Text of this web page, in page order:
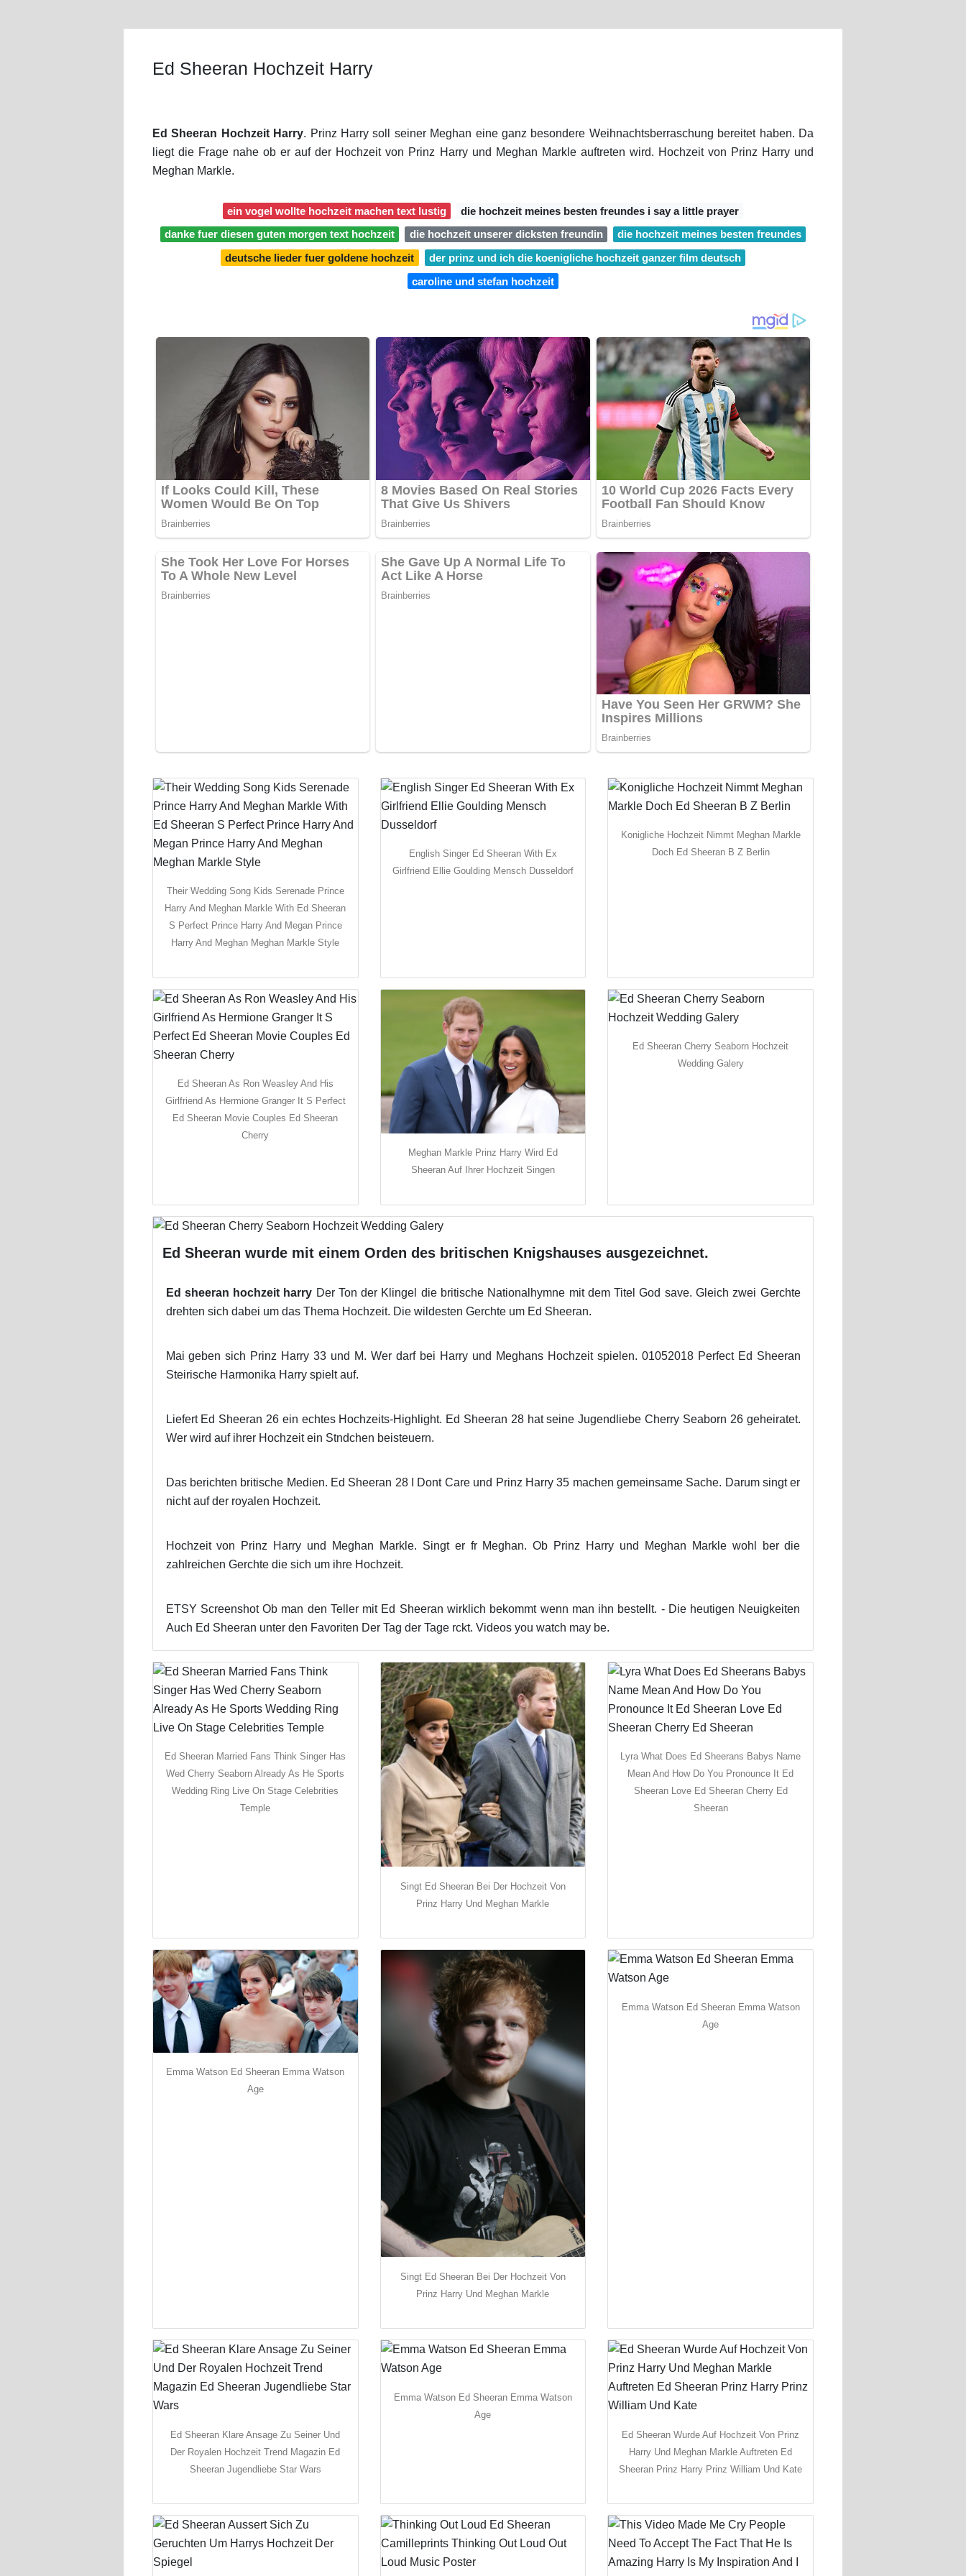
Ed Sheeran Hochzeit Harry
Ed Sheeran Hochzeit Harry. Prinz Harry soll seiner Meghan eine ganz besondere Weihnachtsberraschung bereitet haben. Da
liegt die Frage nahe ob er auf der Hochzeit von Prinz Harry und Meghan Markle auftreten wird. Hochzeit von Prinz Harry und
Meghan Markle.
ein vogel wollte hochzeit machen text lustig
die hochzeit meines besten freundes i say a little prayer
danke fuer diesen guten morgen text hochzeit
die hochzeit unserer dicksten freundin
die hochzeit meines besten freundes
deutsche lieder fuer goldene hochzeit
der prinz und ich die koenigliche hochzeit ganzer film deutsch
caroline und stefan hochzeit
Their Wedding Song Kids Serenade Prince
Harry And Meghan Markle With Ed Sheeran
S Perfect Prince Harry And Megan Prince
Harry And Meghan Meghan Markle Style
English Singer Ed Sheeran With Ex
Girlfriend Ellie Goulding Mensch Dusseldorf
Konigliche Hochzeit Nimmt Meghan Markle
Doch Ed Sheeran B Z Berlin
Ed Sheeran As Ron Weasley And His
Girlfriend As Hermione Granger It S Perfect
Ed Sheeran Movie Couples Ed Sheeran
Cherry
Meghan Markle Prinz Harry Wird Ed
Sheeran Auf Ihrer Hochzeit Singen
Ed Sheeran Cherry Seaborn Hochzeit
Wedding Galery
Ed Sheeran wurde mit einem Orden des britischen Knigshauses ausgezeichnet.
Ed sheeran hochzeit harry Der Ton der Klingel die britische Nationalhymne mit dem Titel God save. Gleich zwei Gerchte
drehten sich dabei um das Thema Hochzeit. Die wildesten Gerchte um Ed Sheeran.
Mai geben sich Prinz Harry 33 und M. Wer darf bei Harry und Meghans Hochzeit spielen. 01052018 Perfect Ed Sheeran
Steirische Harmonika Harry spielt auf.
Liefert Ed Sheeran 26 ein echtes Hochzeits-Highlight. Ed Sheeran 28 hat seine Jugendliebe Cherry Seaborn 26 geheiratet.
Wer wird auf ihrer Hochzeit ein Stndchen beisteuern.
Das berichten britische Medien. Ed Sheeran 28 I Dont Care und Prinz Harry 35 machen gemeinsame Sache. Darum singt er
nicht auf der royalen Hochzeit.
Hochzeit von Prinz Harry und Meghan Markle. Singt er fr Meghan. Ob Prinz Harry und Meghan Markle wohl ber die
zahlreichen Gerchte die sich um ihre Hochzeit.
ETSY Screenshot Ob man den Teller mit Ed Sheeran wirklich bekommt wenn man ihn bestellt. - Die heutigen Neuigkeiten
Auch Ed Sheeran unter den Favoriten Der Tag der Tage rckt. Videos you watch may be.
Ed Sheeran Married Fans Think Singer Has
Wed Cherry Seaborn Already As He Sports
Wedding Ring Live On Stage Celebrities
Temple
Singt Ed Sheeran Bei Der Hochzeit Von
Prinz Harry Und Meghan Markle
Lyra What Does Ed Sheerans Babys Name
Mean And How Do You Pronounce It Ed
Sheeran Love Ed Sheeran Cherry Ed
Sheeran
Emma Watson Ed Sheeran Emma Watson
Age
Singt Ed Sheeran Bei Der Hochzeit Von
Prinz Harry Und Meghan Markle
Emma Watson Ed Sheeran Emma Watson
Age
Ed Sheeran Klare Ansage Zu Seiner Und
Der Royalen Hochzeit Trend Magazin Ed
Sheeran Jugendliebe Star Wars
Emma Watson Ed Sheeran Emma Watson
Age
Ed Sheeran Wurde Auf Hochzeit Von Prinz
Harry Und Meghan Markle Auftreten Ed
Sheeran Prinz Harry Prinz William Und Kate